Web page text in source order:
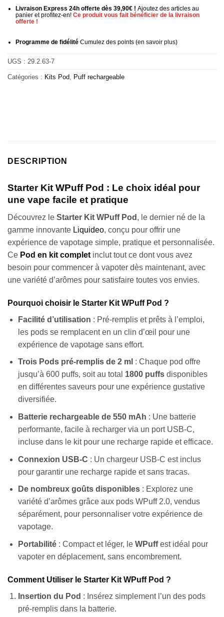
Livraison Express 24h offerte dès 39,90€ ! Ajoutez des articles au
panier et profitez-en! Ce produit vous fait bénéficier de la livraison
offerte !
Programme de fidélitéCumulez des points (en savoir plus)
UGS : 29.2.63-7
Catégories : Kits Pod Puff rechargeable
DESCRIPTION
Starter Kit WPuff Pod : Le choix idéal pour
une vape facile et pratique
Découvrez le Starter Kit WPuff Pod , le dernier né de la
gamme innovante Liquideo, conçu pour offrir une
expérience de vapotage simple, pratique et personnalisée.
Ce Pod en kit complet inclut tout ce dont vous avez
besoin pour commencer à vapoter dès maintenant, avec
une variété d’arômes pour satisfaire toutes vos envies.
Pourquoi choisir le Starter Kit WPuff Pod ?
Facilité d’utilisation : Pré-remplis et prêts à l’emploi,
les pods se remplacent en un clin d’œil pour une
expérience de vapotage sans effort.
Trois Pods pré-remplis de 2 ml : Chaque pod offre
jusqu’à 600 puffs, soit au total 1800 puffsdisponibles
en différentes saveurs pour une expérience gustative
diversifiée.
Batterie rechargeable de 550 mAh : Une batterie
performante, facile à recharger via un port USB-C,
incluse dans le kit pour une recharge rapide et efficace.
Connexion USB-C : Un chargeur USB-C est inclus
pour garantir une recharge rapide et sans tracas.
De nombreux goûts disponibles: Explorez une
variété d’arômes grâce aux pods WPuff 2.0, vendus
séparément, pour personnaliser votre expérience de
vapotage.
Portabilité: Compact et léger, le WPuffest idéal pour
vapoter en déplacement, sans encombrement.
Comment Utiliser le Starter Kit WPuff Pod ?
Insertion du Pod : Insérez simplement l’un des pods
pré-remplis dans la batterie.